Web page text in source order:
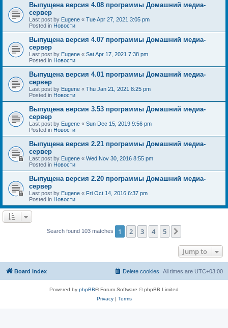
Выпущена версия 4.08 программы Домашний медиа-
сервер
Last post by Eugene « Tue Apr 27, 2021 3:05 pm
Posted in Новости
Выпущена версия 4.07 программы Домашний медиа-
сервер
Last post by Eugene « Sat Apr 17, 2021 7:38 pm
Posted in Новости
Выпущена версия 4.01 программы Домашний медиа-
сервер
Last post by Eugene « Thu Jan 21, 2021 8:25 pm
Posted in Новости
Выпущена версия 3.53 программы Домашний медиа-
сервер
Last post by Eugene « Sun Dec 15, 2019 9:56 pm
Posted in Новости
Выпущена версия 2.21 программы Домашний медиа-
сервер
Last post by Eugene « Wed Nov 30, 2016 8:55 pm
Posted in Новости
Выпущена версия 2.20 программы Домашний медиа-
сервер
Last post by Eugene « Fri Oct 14, 2016 6:37 pm
Posted in Новости
Search found 103 matches 1 2 3 4 5
Jump to
Board index All times are UTC+03:00
Delete cookies
Powered by phpBB® Forum Software © phpBB Limited
Privacy| Terms